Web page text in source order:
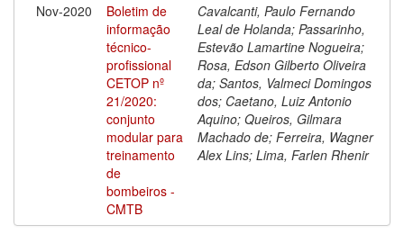
Nov-2020
Boletim de
informação
técnico-
profissional
CETOP nº
21/2020:
conjunto
modular para
treinamento
de
bombeiros -
CMTB
Cavalcanti, Paulo Fernando
Leal de Holanda; Passarinho,
Estevão Lamartine Nogueira;
Rosa, Edson Gilberto Oliveira
da; Santos, Valmeci Domingos
dos; Caetano, Luiz Antonio
Aquino; Queiros, Gilmara
Machado de; Ferreira, Wagner
Alex Lins; Lima, Farlen Rhenir